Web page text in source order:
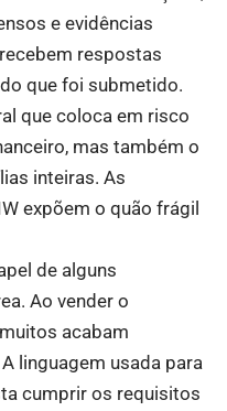
e evidências
respostas
que foi submetido.
que coloca em risco
mas também o
inteiras. As
expõem o quão frágil
de alguns
Ao vender o
acabam
linguagem usada para
cumprir os requisitos